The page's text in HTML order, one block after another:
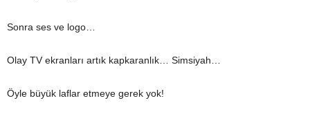
Sonra ses ve logo…
Olay TV ekranları artık kapkaranlık… Simsiyah…
Öyle büyük laflar etmeye gerek yok!